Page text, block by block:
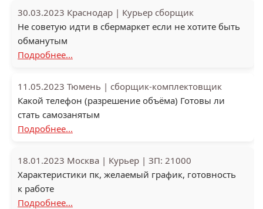
30.03.2023 Краснодар | Курьер сборщик
Не советую идти в сбермаркет если не хотите быть
обманутым
Подробнее...
11.05.2023 Тюмень | сборщик-комплектовщик
Какой телефон (разрешение объёма) Готовы ли
стать самозанятым
Подробнее...
18.01.2023 Москва | Курьер | ЗП: 21000
Характеристики пк, желаемый график, готовность
к работе
Подробнее...